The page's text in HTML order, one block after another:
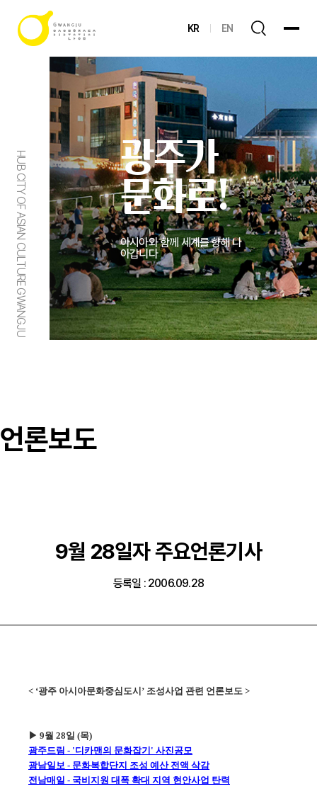
KR EN
HUB CITY OF ASIAN CULTURE GWANGJU
광주가
문화로!
아시아와 함께 세계를 향해 나
아갑니다
언론보도
9월 28일자 주요언론기사
등록일 : 2006.09.28
< ‘광주 아시아문화중심도시’ 조성사업 관련 언론보도 >
▶ 9월 28일 (목)
광주드림 - '디카맨의 문화잡기' 사진공모
광남일보 - 문화복합단지 조성 예산 전액 삭감
전남매일 - 국비지원 대폭 확대 지역 현안사업 탄력